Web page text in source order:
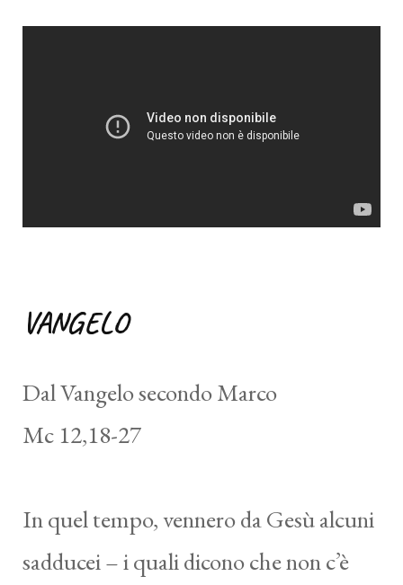
VANGELO
Dal Vangelo secondo Marco
Mc 12,18-27
In quel tempo, vennero da Gesù alcuni
sadducei – i quali dicono che non c’è